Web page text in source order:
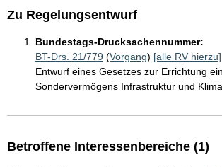
Zu Regelungsentwurf
Bundestags-Drucksachennummer:
BT-Drs. 21/779 (Vorgang) [alle RV hierzu]
Entwurf eines Gesetzes zur Errichtung
Sondervermögens Infrastruktur und
Betroffene Interessenbereiche (1)